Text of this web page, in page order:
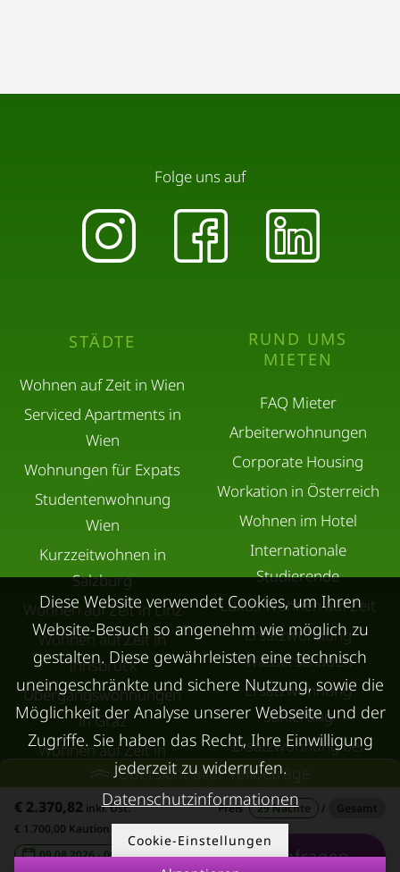
Übersicht aller Teilbeträge
€ 2.370,82 inkl. Ust. Preis 29 Nächte /
€ 1.700,00 Kaution
09.08.2026 - 09.09.2026
- Anfragen
STÄDTE
Wohnen auf Zeit in Wien
Serviced Apartments in
Wien
Wohnungen für Expats
Studentenwohnung
Wien
Kurzzeitwohnen in
Salzburg
Wohnen auf Zeit in Linz
Wohnen auf Zeit in
Innsbruck
Übergangswohnungen
in Graz
Wohnen auf Zeit in
Villach
Wohnen auf Zeit in Wels
Kurzzeitmiete Klagenfurt
Wohnen auf Zeit
RUND UMS
MIETEN
FAQ Mieter
Arbeiterwohnungen
Corporate Housing
Workation in Österreich
Wohnen im Hotel
Internationale
Studierende
Luxus Wohnen auf Zeit
Ersatzwohnung
Wasserschaden
Ersatzwohnung
Sanierung
Ersatzwohnung bei
Schimmel
Trennungswohnung
Filmförderung
Österreich
Folge uns auf
Diese Website verwendet Cookies, um Ihren
Website-Besuch so angenehm wie möglich zu
gestalten. Diese gewährleisten eine technisch
uneingeschränkte und sichere Nutzung, sowie die
Möglichkeit der Analyse unserer Webseite und der
Zugriffe. Sie haben das Recht, Ihre Einwilligung
jederzeit zu widerrufen.
Datenschutzinformationen
Cookie-Einstellungen